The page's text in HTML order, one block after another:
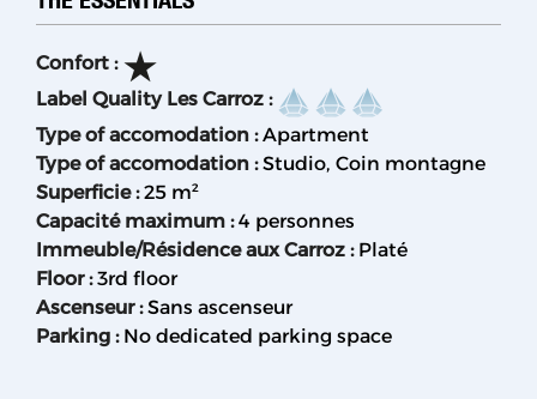
Confort :
Label Quality Les Carroz :
Type of accomodation : Apartment
Type of accomodation : Studio Coin montagne
Superficie: 25 m²
Capacité maximum : 4 personnes
Immeuble/Résidence aux Carroz : Platé
Floor: 3rd floor
Ascenseur: Sans ascenseur
Parking : No dedicated parking space